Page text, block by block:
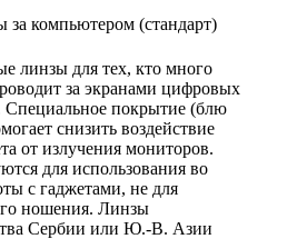
за компьютером (стандарт)
линзы для тех, кто много
за экранами цифровых
Специальное покрытие (блю
снизить воздействие
от излучения мониторов.
для использования во
с гаджетами, не для
ношения. Линзы
Сербии или Ю.-В. Азии